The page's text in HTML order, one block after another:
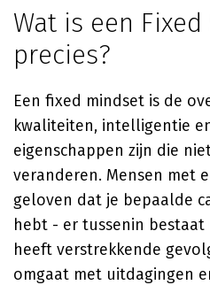
Wat is een
precies?
Een fixed mindset is de
kwaliteiten, intelligentie
eigenschappen zijn die
veranderen. Mensen met
geloven dat je bepaalde
hebt - er tussenin bestaat
heeft verstrekkende
omgaat met uitdagingen